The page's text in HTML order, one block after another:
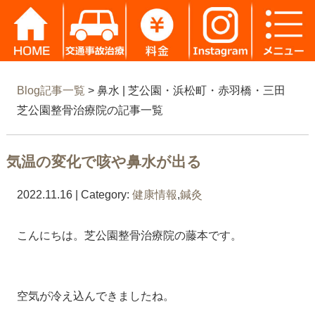
Blog記事一覧 > 鼻水 | 芝公園・浜松町・赤羽橋・三田
芝公園整骨治療院の記事一覧
気温の変化で咳や鼻水が出る
2022.11.16 | Category: 健康情報,鍼灸
こんにちは。芝公園整骨治療院の藤本です。
空気が冷え込んできましたね。